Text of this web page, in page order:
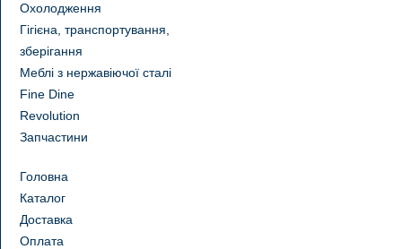
Охолодження
Гігієна, транспортування,
зберігання
Меблі з нержавіючої сталі
Fine Dine
Revolution
Запчастини
Головна
Каталог
Доставка
Оплата